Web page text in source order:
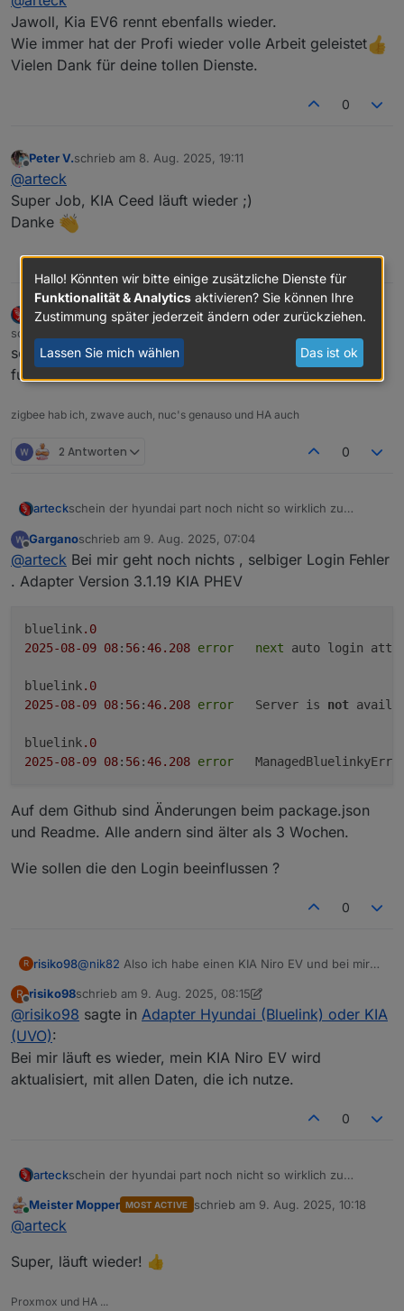
Jawoll, Kia EV6 rennt ebenfalls wieder.
Wie immer hat der Profi wieder volle Arbeit geleistet
Vielen Dank für deine tollen Dienste.
0
Offline
Peter V.schrieb am 8. Aug. 2025, 19:11
zuletzt editiert von
@arteck
Super Job, KIA Ceed läuft wieder ;)
Danke
0
arteck DEVELOPER MOST ACTIVE
schrieb am
zuletzt editiert von
schein der hyundai part noch nicht so wirklich zu
funktionieren
zigbee hab ich, zwave auch, nuc's genauso und HA auch
2 Antworten 0
arteckschein der hyundai part noch nicht so wirklich zu
Offline
Garganoschrieb am 9. Aug. 2025, 07:04
zuletzt editiert von
@arteck Bei mir geht noch nichts , selbiger Login Fehler
. Adapter Version 3.1.19 KIA PHEV
bluelink.0
2025-08-09 08: 56:46.208 error next auto login
bluelink.0
2025-08-09 08: 56:46.208 error
	Server is
not
bluelink.0
2025-08-09 08: 56:46.208 error
Auf dem Github sind Änderungen beim package.json
und Readme. Alle andern sind älter als 3 Wochen.
Wie sollen die den Login beeinflussen ?
0
R risiko98@nik82 Also ich habe einen KIA Niro EV und bei mir
habe ich auch schon länger, daran wird es nicht
liegen, denke ich. Unter der Software von EVCC
das haben auch schon mehrere berichtet.
Die Fehlermeldung lautet wie folgt:
ManagedBluelinkyError: @EuropeController.login:
- "
authentication"}\n"
R
Offline
risiko98schrieb am 9. Aug. 2025, 08:15
zuletzt editiert von risiko988. Sept. 2025, 10:17
@risiko98 sagte in Adapter Hyundai (Bluelink) oder KIA
(UVO):
Bei mir läuft es wieder, mein KIA Niro EV wird
aktualisiert, mit allen Daten, die ich nutze.
0
arteckschein der hyundai part noch nicht so wirklich zu
Online
Meister Mopper MOST ACTIVE schrieb am 9. Aug. 2025, 10:18
zuletzt editiert von
@arteck
Super, läuft wieder! 👍
Proxmox und HA ...
Hallo! Könnten wir bitte einige zusätzliche Dienste für
Funktionalität & Analytics aktivieren? Sie können Ihre
Zustimmung später jederzeit ändern oder zurückziehen.
Lassen Sie mich wählen Das ist ok